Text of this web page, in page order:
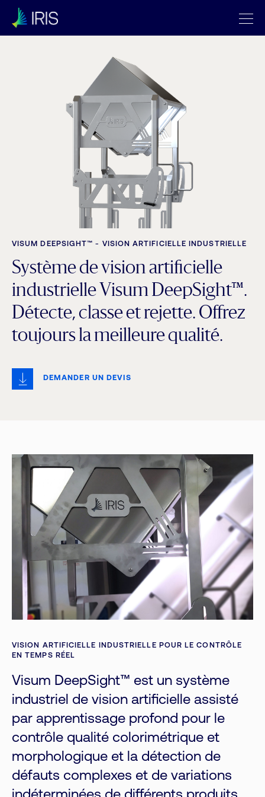
VISUM DEEPSIGHT™ - VISION ARTIFICIELLE INDUSTRIELLE
Système de vision artificielle
industrielle Visum DeepSight™.
Détecte, classe et rejette. Offrez
toujours la meilleure qualité.
DEMANDER UN DEVIS
VISION ARTIFICIELLE INDUSTRIELLE POUR LE CONTRÔLE
EN TEMPS RÉEL
Visum DeepSight™ est un système
industriel de vision artificielle assisté
par apprentissage profond pour le
contrôle qualité colorimétrique et
morphologique et la détection de
défauts complexes et de variations